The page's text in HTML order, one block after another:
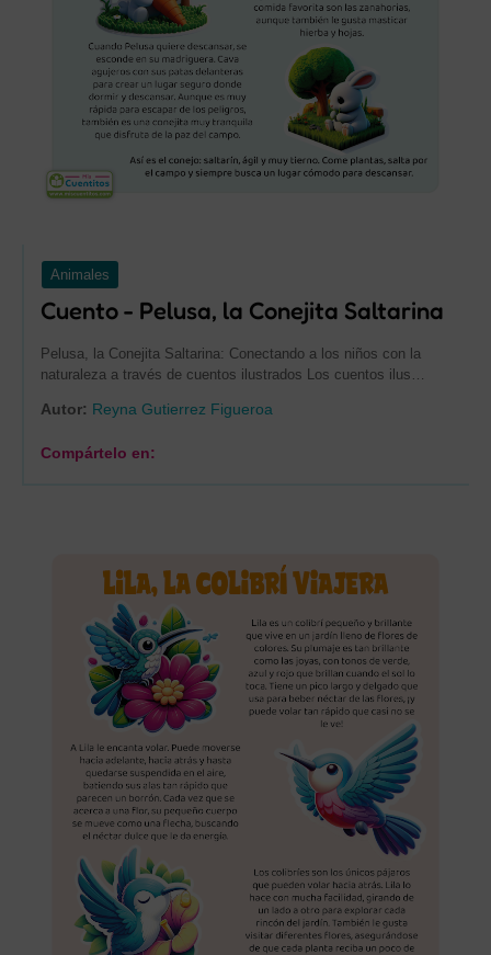
Animales
Cuento - Pelusa, la Conejita Saltarina
Pelusa, la Conejita Saltarina: Conectando a los niños con la
naturaleza a través de cuentos ilustrados Los cuentos ilus…
Autor: Reyna Gutierrez Figueroa
Compártelo en: